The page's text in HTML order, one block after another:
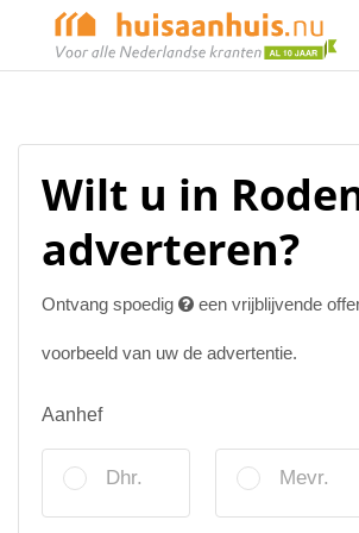
Wilt u in
adverteren?
Ontvang spoedig een vrijblijvende
voorbeeld van uw de advertentie.
Aanhef
Dhr. Mevr.